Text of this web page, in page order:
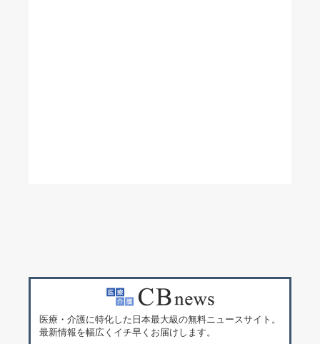
医療・介護に特化した日本最大級の無料ニュースサイト。
最新情報を幅広くイチ早くお届けします。